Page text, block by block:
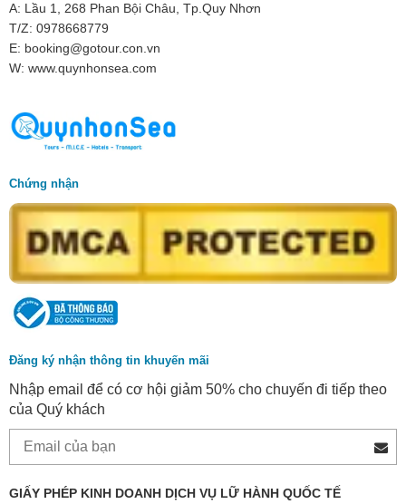
A: Lầu 1, 268 Phan Bội Châu, Tp.Quy Nhơn
T/Z: 0978668779
E: booking@gotour.con.vn
W: www.quynhonsea.com
Chứng nhận
Đăng ký nhận thông tin khuyến mãi
Nhập email để có cơ hội giảm 50% cho chuyến đi tiếp theo
của Quý khách
GIẤY PHÉP KINH DOANH DỊCH VỤ LỮ HÀNH QUỐC TẾ